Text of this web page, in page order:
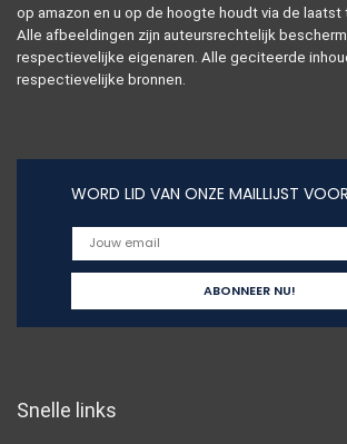
op amazon en u op de hoogte houdt via de
Alle afbeeldingen zijn auteursrechtelijk
respectievelijke eigenaren. Alle geciteerde
respectievelijke bronnen.
WORD LID VAN ONZE MAILLIJST
Snelle links